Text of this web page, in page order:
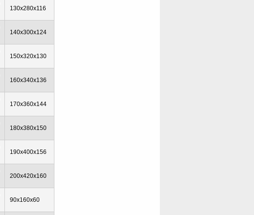
130x280x116
140x300x124
150x320x130
160x340x136
170x360x144
180x380x150
190x400x156
200x420x160
90x160x60